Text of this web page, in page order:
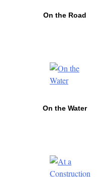
On the Road
On the Water